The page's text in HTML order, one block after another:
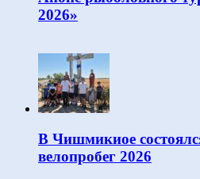
2026»
В Чишмикиое
велопробег 2026